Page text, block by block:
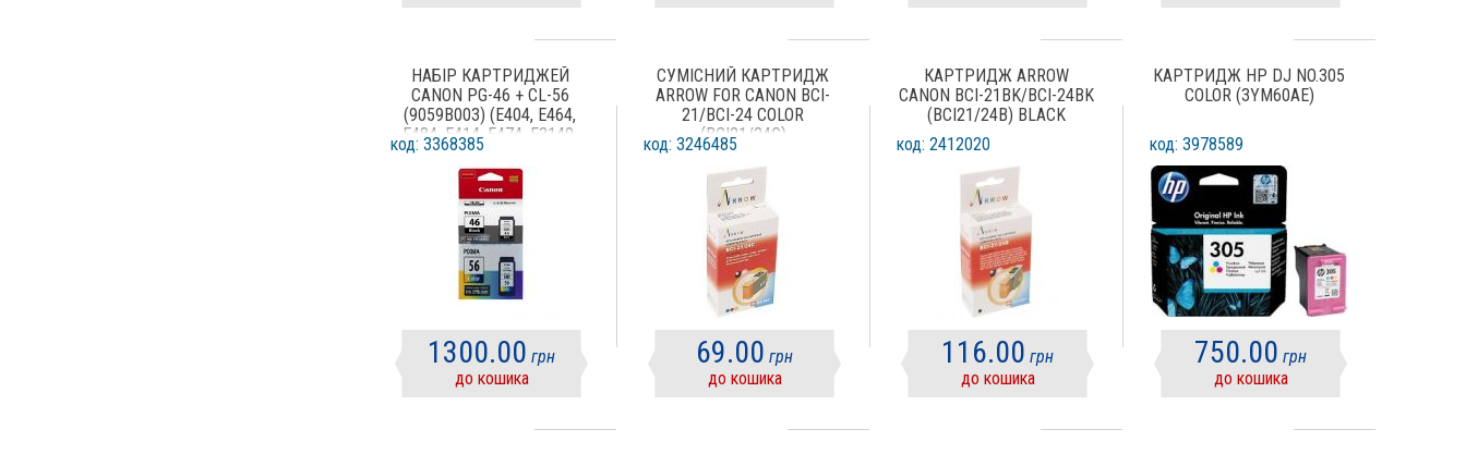
НАБІР КАРТРИДЖЕЙ
CANON PG-46 + CL-56
(9059B003) (E404, E464,
E484, E414, E474, E3140,
E204, E304, E3340, E3440)
код: 3368385
1300.00 грн
до кошика
СУМІСНИЙ КАРТРИДЖ
ARROW FOR CANON BCI-
21/BCI-24 COLOR
(BCI21/24C)
код: 3246485
69.00 грн
до кошика
КАРТРИДЖ ARROW
CANON BCI-21BK/BCI-24BK
(BCI21/24B) BLACK
код: 2412020
116.00 грн
до кошика
КАРТРИДЖ HP DJ NO.305
COLOR (3YM60AE)
код: 3978589
750.00 грн
до кошика